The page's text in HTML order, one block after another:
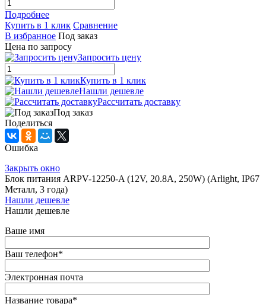
Подробнее
Купить в 1 клик Сравнение
В избранное Под заказ
Цена по запросу
Запросить цену
Купить в 1 клик
Нашли дешевле
Рассчитать доставку
Под заказ
Поделиться
Ошибка
Закрыть окно
Блок питания ARPV-12250-A (12V, 20.8A, 250W) (Arlight, IP67
Металл, 3 года)
Нашли дешевле
Нашли дешевле
Ваше имя
Ваш телефон*
Электронная почта
Название товара*